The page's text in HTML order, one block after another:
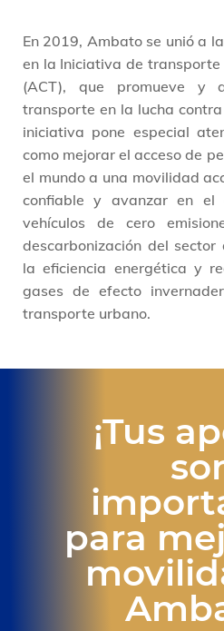
En 2019, Ambato se unió a
en la Iniciativa de transporte
(ACT), que promueve y
transporte en la lucha
iniciativa pone especial
como mejorar el acceso de
el mundo a una movilidad
confiable y avanzar en el
vehículos de cero
descarbonización del
la eficiencia energética y
gases de efecto
transporte urbano.
¡Tus
para